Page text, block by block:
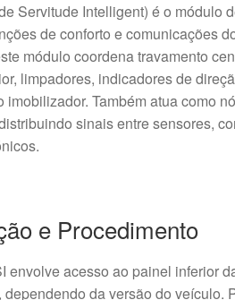
Servitude Intelligent) é o módulo
de conforto e comunicações
módulo coordena travamento
limpadores, indicadores de
imobilizador. Também atua como
sinais entre sensores,
e Procedimento
envolve acesso ao painel inferior
dependendo da versão do veículo.